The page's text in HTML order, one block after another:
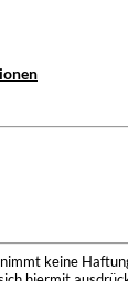
keine